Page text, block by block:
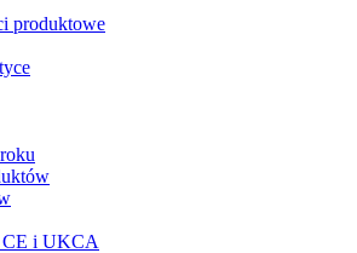
produktowe
CE i UKCA